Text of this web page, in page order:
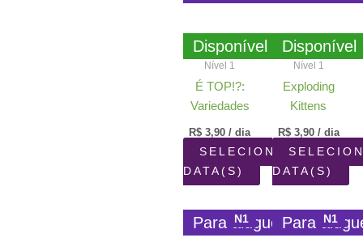
Disponível
Nível 1
É TOP!?:
Variedades
R$ 3,90 / dia
SELECIONAR
DATA(S)
Disponível
Nível 1
Exploding
Kittens
R$3,90/ dia
DATA(S)
Para aluguel
N1 Para N1